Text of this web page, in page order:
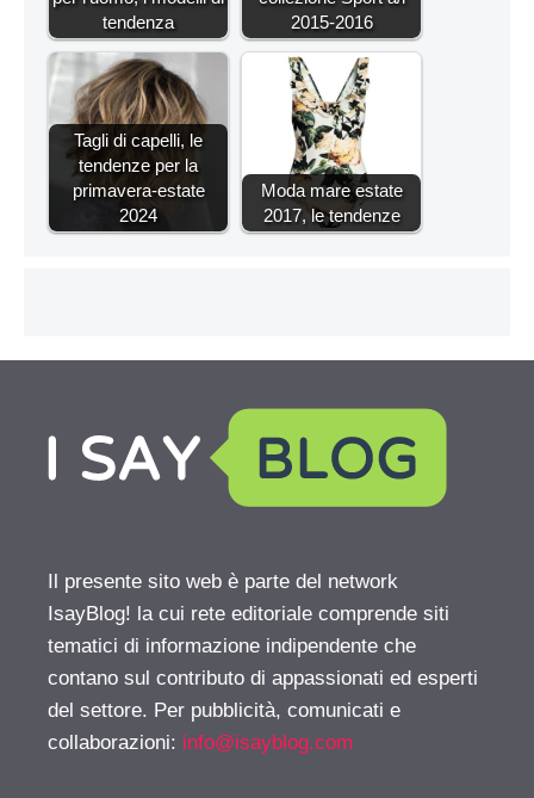
tendenza
2015-2016
Tagli di capelli, le
tendenze per la
primavera-estate
2024
Moda mare estate
2017, le tendenze
Il presente sito web è parte del network
IsayBlog! la cui rete editoriale comprende siti
tematici di informazione indipendente che
contano sul contributo di appassionati ed esperti
del settore. Per pubblicità, comunicati e
collaborazioni: info@isayblog.com